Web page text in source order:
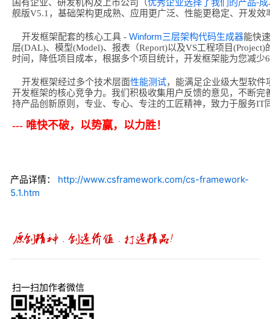
国有企业、研发机构及上市公司（
舰版V5.1，基础架构更成熟、应用更广泛、性能更稳定、开发效
开发框架配套的核心工具 - Winform三层架构代码生成器能快
层(DAL)、模型(Model)、报表（Report)以及VS工程项目
时间，降低项目成本，根据多个项目统计，开发框架能为您减少
开发框架经过多个技术层面性能测试，能满足企业级大型软
开发框架的核心竞争力。我们积极收集用户反馈的意见，不断
持产品创新原则，专业、专心、专注的工匠精神，致力于服务IT
--- 唯快不破，以势赢，以力胜！
产品详情： http://www.csframework.com/cs-framework-
5.1.htm
扫一扫加作者微信